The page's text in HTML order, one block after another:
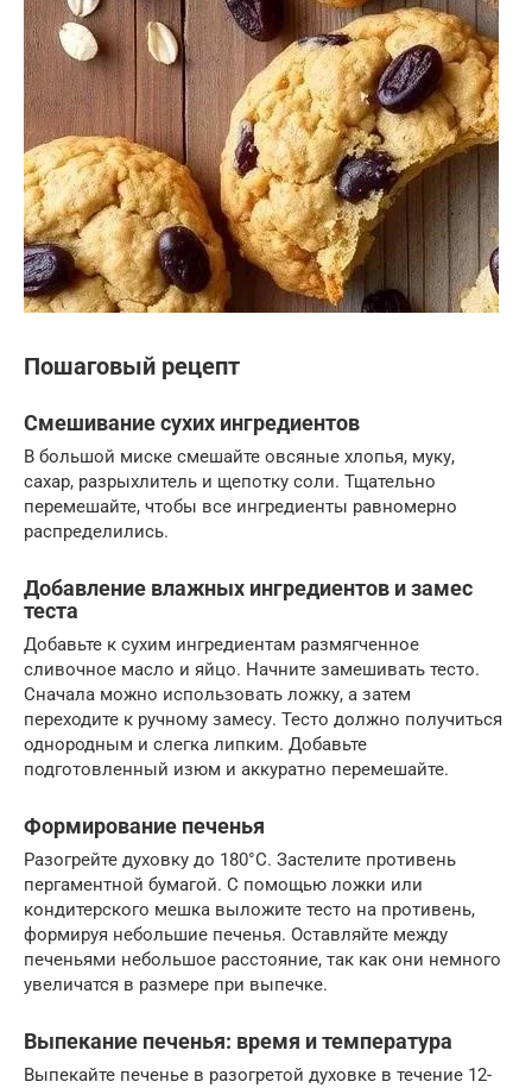
Пошаговый рецепт
Смешивание сухих ингредиентов
В большой миске смешайте овсяные хлопья, муку,
сахар, разрыхлитель и щепотку соли. Тщательно
перемешайте, чтобы все ингредиенты равномерно
распределились.
Добавление влажных ингредиентов и замес
теста
Добавьте к сухим ингредиентам размягченное
сливочное масло и яйцо. Начните замешивать тесто.
Сначала можно использовать ложку, а затем
переходите к ручному замесу. Тесто должно получиться
однородным и слегка липким. Добавьте
подготовленный изюм и аккуратно перемешайте.
Формирование печенья
Разогрейте духовку до 180°C. Застелите противень
пергаментной бумагой. С помощью ложки или
кондитерского мешка выложите тесто на противень,
формируя небольшие печенья. Оставляйте между
печеньями небольшое расстояние, так как они немного
увеличатся в размере при выпечке.
Выпекание печенья: время и температура
Выпекайте печенье в разогретой духовке в течение 12-